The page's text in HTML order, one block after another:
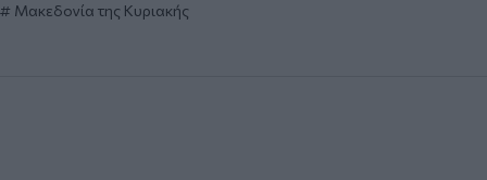
Μακεδονία της Κυριακής